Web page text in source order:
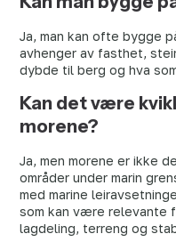
Ja, man kan ofte bygge
avhenger av fasthet,
dybde til berg og hva
Kan det være
morene?
Ja, men morene er ikke
områder under marin
med marine
som kan være relevante
lagdeling, terreng og